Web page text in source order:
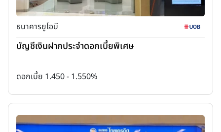
ธนาคารยูโอบี
บัญชีเงินฝากประจำดอกเบี้ยพิเศษ
ดอกเบี้ย 1.450 - 1.550%